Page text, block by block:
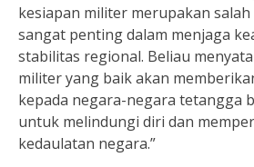
kesiapan militer merupakan
sangat penting dalam menjaga
stabilitas regional. Beliau
militer yang baik akan
kepada negara-negara tetangga
untuk melindungi diri dan
kedaulatan negara.”